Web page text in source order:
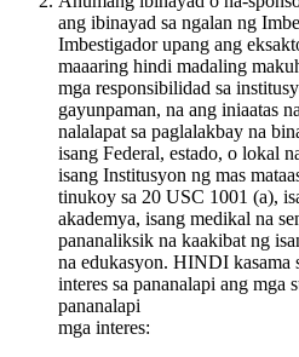
ang ibinayad sa ngalan ng
Imbestigador upang ang
maaaring hindi madaling
mga responsibilidad sa
gayunpaman, na ang iniaatas
nalalapat sa paglalakbay na
isang Federal, estado, o lokal
isang Institusyon ng mas
tinukoy sa 20 USC 1001 (a),
akademya, isang medikal na
pananaliksik na kaakibat ng
na edukasyon. HINDI kasama
interes sa pananalapi ang mga
pananalapi
mga interes: